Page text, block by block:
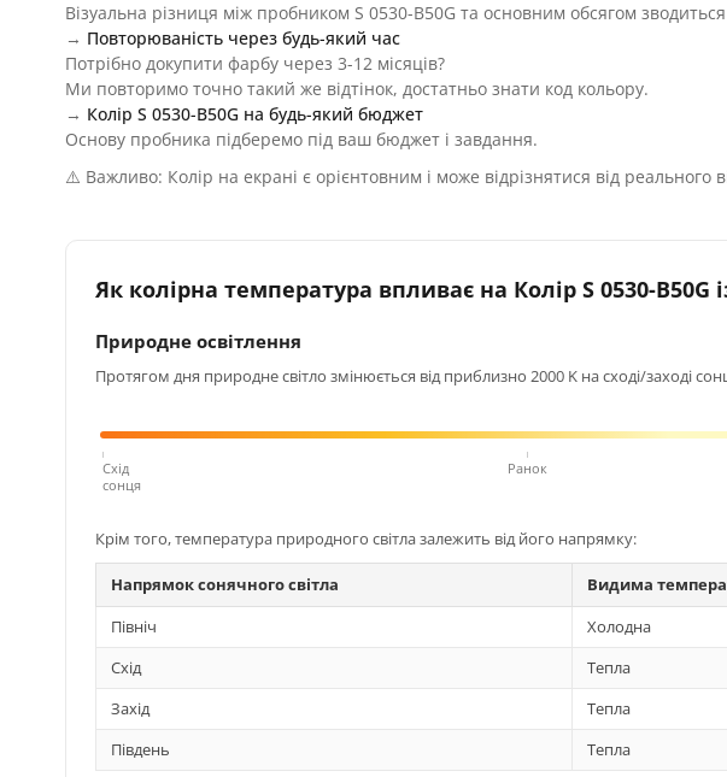
Візуальна різниця між пробником S 0530-B50G та основним обсягом
→ Повторюваність через будь-який час
Потрібно докупити фарбу через 3-12 місяців?
Ми повторимо точно такий же відтінок, достатньо знати код кольору.
→ Колір S 0530-B50G на будь-який бюджет
Основу пробника підберемо під ваш бюджет і завдання.
⚠️ Важливо: Колір на екрані є орієнтовним і може відрізнятися від реального
Як колірна температура впливає на Колір S 0530-B50G
Природне освітлення
Протягом дня природне світло змінюється від приблизно 2000 K на сході/заході
Схід
сонця
Ранок
Крім того, температура природного світла залежить від його напрямку:
Напрямок сонячного світла Видима
Північ
Холодна
Схід
Тепла
Захід
Тепла
Південь
Тепла